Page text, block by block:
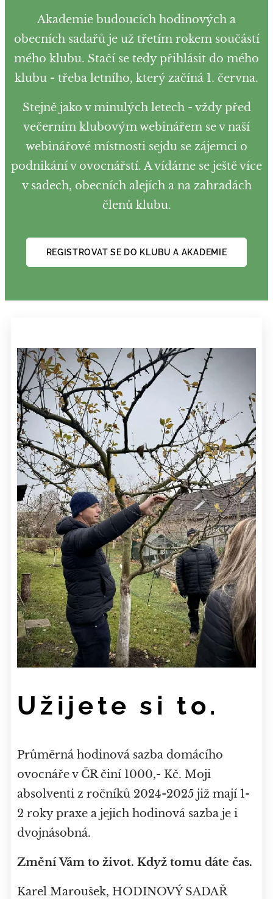
Akademie budoucích hodinových a
obecních sadařů je už třetím rokem součástí
mého klubu. Stačí se tedy přihlásit do mého
klubu - třeba letního, který začíná 1. června.
Stejně jako v minulých letech - vždy před
večerním klubovým webinářem se v naší
webinářové místnosti sejdu se zájemci o
podnikání v ovocnářstí. A vídáme se ještě více
v sadech, obecních alejích a na zahradách
členů klubu.
REGISTROVAT SE DO KLUBU A AKADEMIE
Užijete si to.
Průměrná hodinová sazba domácího
ovocnáře v ČR činí 1000,- Kč. Moji
absolventi z ročníků 2024-2025 již mají 1-
2 roky praxe a jejich hodinová sazba je i
dvojnásobná.
Změní Vám to život. Když tomu dáte čas.
Karel Maroušek, HODINOVÝ SADAŘ